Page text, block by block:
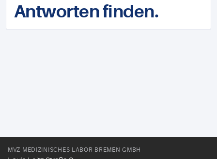
Antworten finden.
MVZ MEDIZINISCHES LABOR BREMEN GMBH